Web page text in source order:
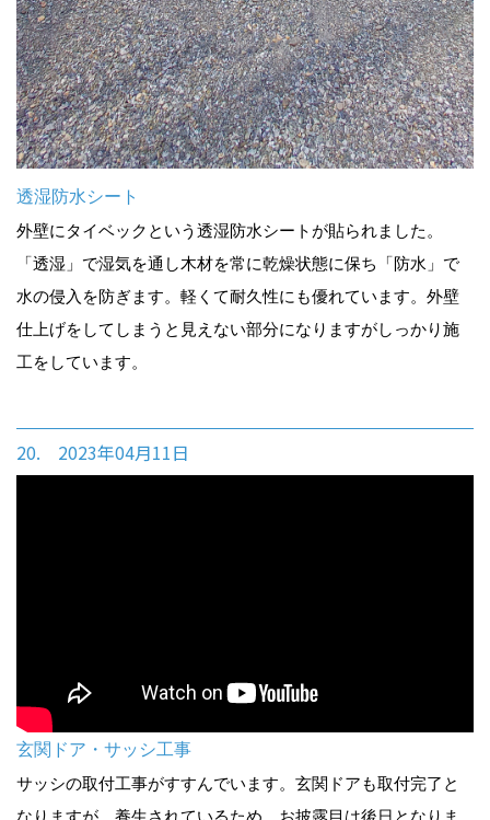
透湿防水シート
外壁にタイベックという透湿防水シートが貼られました。
「透湿」で湿気を通し木材を常に乾燥状態に保ち「防水」で
水の侵入を防ぎます。軽くて耐久性にも優れています。外壁
仕上げをしてしまうと見えない部分になりますがしっかり施
工をしています。
20. 2023年04月11日
玄関ドア・サッシ工事
サッシの取付工事がすすんでいます。玄関ドアも取付完了と
なりますが、養生されているため、お披露目は後日となりま